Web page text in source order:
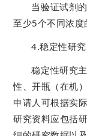
当验证试剂
至少5个不同浓度
4.稳定性研究
稳定性研究
性、开瓶（在机
申请人可根据实
研究资料应包括